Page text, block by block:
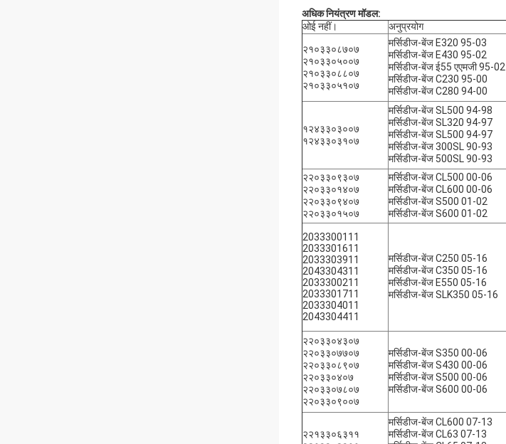
अधिक नियंत्रण मॉडल:
ओई नहीं।
अनुप्रयोग
२१०३३०८७०७
२१०३३०५००७
२१०३३०८८०७
२१०३३०५१०७
मर्सिडीज-बेंज E320 95-03
मर्सिडीज-बेंज E430 95-02
मर्सिडीज-बेंज ई55 एएमजी 95-02
मर्सिडीज-बेंज C230 95-00
मर्सिडीज-बेंज C280 94-00
१२४३३०३००७
१२४३३०३१०७
मर्सिडीज-बेंज SL500 94-98
मर्सिडीज-बेंज SL320 94-97
मर्सिडीज-बेंज SL500 94-97
मर्सिडीज-बेंज 300SL 90-93
मर्सिडीज-बेंज 500SL 90-93
२२०३३०९३०७
२२०३३०१४०७
२२०३३०९४०७
२२०३३०१५०७
मर्सिडीज-बेंज CL500 00-06
मर्सिडीज-बेंज CL600 00-06
मर्सिडीज-बेंज S500 01-02
मर्सिडीज-बेंज S600 01-02
2033300111
2033301611
2033303911
2043304311
2033300211
2033301711
2033304011
2043304411
मर्सिडीज-बेंज C250 05-16
मर्सिडीज-बेंज C350 05-16
मर्सिडीज-बेंज E550 05-16
मर्सिडीज-बेंज SLK350 05-16
२२०३३०४३०७
२२०३३०७७०७
२२०३३०८९०७
२२०३३०४०७
२२०३३०७८०७
२२०३३०९००७
मर्सिडीज-बेंज S350 00-06
मर्सिडीज-बेंज S430 00-06
मर्सिडीज-बेंज S500 00-06
मर्सिडीज-बेंज S600 00-06
२२१३३०६३११
मर्सिडीज-बेंज CL600 07-13
मर्सिडीज-बेंज CL63 07-13